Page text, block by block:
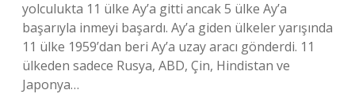
yolculukta 11 ülke Ay’a gitti ancak 5 ülke Ay’a
başarıyla inmeyi başardı. Ay’a giden ülkeler yarışında
11 ülke 1959’dan beri Ay’a uzay aracı gönderdi. 11
ülkeden sadece Rusya, ABD, Çin, Hindistan ve
Japonya…